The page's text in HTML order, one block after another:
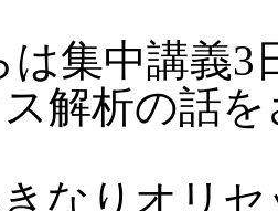
は集中講義
解析の話
なりオリ